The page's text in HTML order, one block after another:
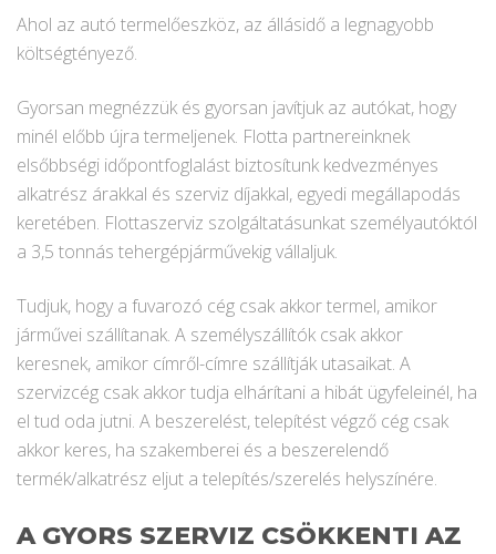
Ahol az autó termelőeszköz, az állásidő a legnagyobb
költségtényező.
Gyorsan megnézzük és gyorsan javítjuk az autókat, hogy
minél előbb újra termeljenek. Flotta partnereinknek
elsőbbségi időpontfoglalást biztosítunk kedvezményes
alkatrész árakkal és szerviz díjakkal, egyedi megállapodás
keretében. Flottaszerviz szolgáltatásunkat személyautóktól
a 3,5 tonnás tehergépjárművekig vállaljuk.
Tudjuk, hogy a fuvarozó cég csak akkor termel, amikor
járművei szállítanak. A személyszállítók csak akkor
keresnek, amikor címről-címre szállítják utasaikat. A
szervizcég csak akkor tudja elhárítani a hibát ügyfeleinél, ha
el tud oda jutni. A beszerelést, telepítést végző cég csak
akkor keres, ha szakemberei és a beszerelendő
termék/alkatrész eljut a telepítés/szerelés helyszínére.
A GYORS SZERVIZ CSÖKKENTI AZ